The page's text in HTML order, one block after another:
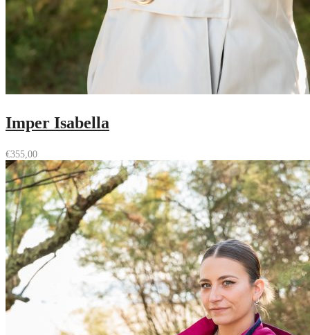
Imper Isabella
€355,00